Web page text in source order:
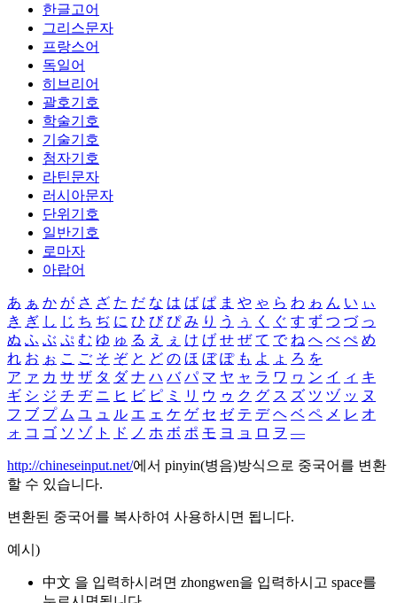
한글고어
그리스문자
프랑스어
독일어
히브리어
괄호기호
학술기호
기술기호
첨자기호
라틴문자
러시아문자
단위기호
일반기호
로마자
아랍어
あ ぁ か が さ ざ た だ な は ば ぱ ま や ゃ ら わ ゎ ん い ぃ
き ぎ し じ ち ぢ に ひ び ぴ み り う ぅ く ぐ す ず つ づ っ
ぬ ふ ぶ ぷ む ゆ ゅ る え ぇ け げ せ ぜ て で ね へ べ ぺ め
れ お ぉ こ ご そ ぞ と ど の ほ ぼ ぽ も よ ょ ろ を
ア ァ カ サ ザ タ ダ ナ ハ バ パ マ ヤ ャ ラ ワ ヮ ン イ ィ キ
ギ シ ジ チ ヂ ニ ヒ ビ ピ ミ リ ウ ゥ ク グ ス ズ ツ ヅ ッ ヌ
フ ブ プ ム ユ ュ ル エ ェ ケ ゲ セ ゼ テ デ ヘ ベ ペ メ レ オ
ォ コ ゴ ソ ゾ ト ド ノ ホ ボ ポ モ ヨ ョ ロ ヲ ―
http://chineseinput.net/에서 pinyin(병음)방식으로 중국어를 변환
할 수 있습니다.
변환된 중국어를 복사하여 사용하시면 됩니다.
예시)
中文 을 입력하시려면 zhongwen을 입력하시고 space를